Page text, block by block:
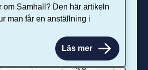
om Samhall? Den här artikeln
man får en anställning i
Läs mer